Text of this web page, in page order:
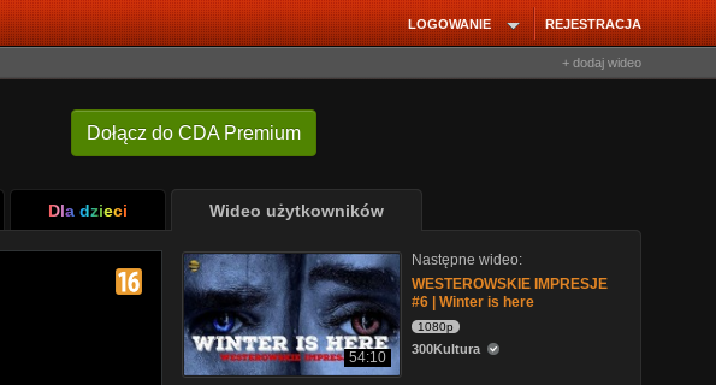
REJESTRACJA
LOGOWANIE
+ dodaj wideo
Dołącz do CDA Premium
Dla dzieci Wideo użytkowników
54:10
Następne wideo:
WESTEROWSKIE IMPRESJE
#6 | Winter is here
1080p
300Kultura